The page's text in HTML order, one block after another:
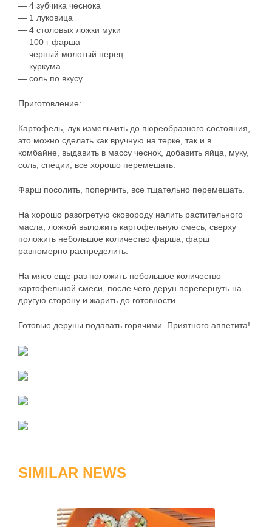
— 4 зубчика чеснока
— 1 луковица
— 4 столовых ложки муки
— 100 г фарша
— черный молотый перец
— куркума
— соль по вкусу
Приготовление:
Картофель, лук измельчить до пюреобразного состояния,
это можно сделать как вручную на терке, так и в
комбайне, выдавить в массу чеснок, добавить яйца, муку,
соль, специи, все хорошо перемешать.
Фарш посолить, поперчить, все тщательно перемешать.
На хорошо разогретую сковороду налить растительного
масла, ложкой выложить картофельную смесь, сверху
положить небольшое количество фарша, фарш
равномерно распределить.
На мясо еще раз положить небольшое количество
картофельной смеси, после чего дерун перевернуть на
другую сторону и жарить до готовности.
Готовые деруны подавать горячими. Приятного аппетита!
SIMILAR NEWS